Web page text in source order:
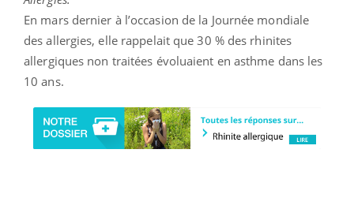
En mars dernier à l’occasion de la Journée mondiale
des allergies, elle rappelait que 30 % des rhinites
allergiques non traitées évoluaient en asthme dans les
10 ans.